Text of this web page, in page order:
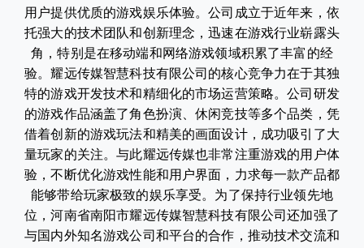
用户提供优质的游戏娱乐体验。公司成立于近年来，依
托强大的技术团队和创新理念，迅速在游戏行业崭露头
角，特别是在移动端和网络游戏领域积累了丰富的经
验。耀远传媒智慧科技有限公司的核心竞争力在于其独
特的游戏开发技术和精细化的市场运营策略。公司研发
的游戏作品涵盖了角色扮演、休闲竞技等多个品类，凭
借着创新的游戏玩法和精美的画面设计，成功吸引了大
量玩家的关注。与此耀远传媒也非常注重游戏的用户体
验，不断优化游戏性能和用户界面，力求每一款产品都
能够带给玩家极致的娱乐享受。为了保持行业领先地
位，河南省南阳市耀远传媒智慧科技有限公司还加强了
与国内外知名游戏公司和平台的合作，推动技术交流和